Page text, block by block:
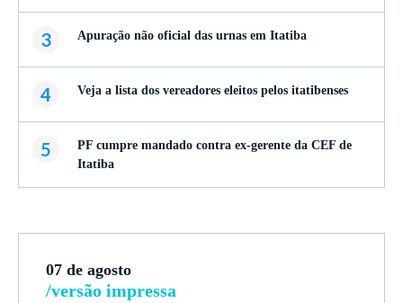
3 Apuração não oficial das urnas em Itatiba
4 Veja a lista dos vereadores eleitos pelos itatibenses
5
PF cumpre mandado contra ex-gerente da CEF de
Itatiba
07 de agosto
/versão impressa